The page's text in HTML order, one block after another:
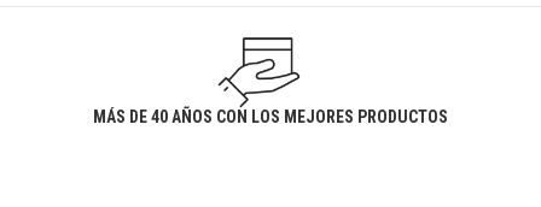
MÁS DE 40 AÑOS CON LOS MEJORES PRODUCTOS